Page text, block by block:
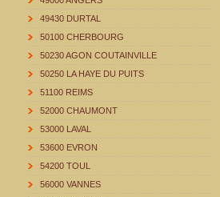
49430 DURTAL
50100 CHERBOURG
50230 AGON COUTAINVILLE
50250 LA HAYE DU PUITS
51100 REIMS
52000 CHAUMONT
53000 LAVAL
53600 EVRON
54200 TOUL
56000 VANNES